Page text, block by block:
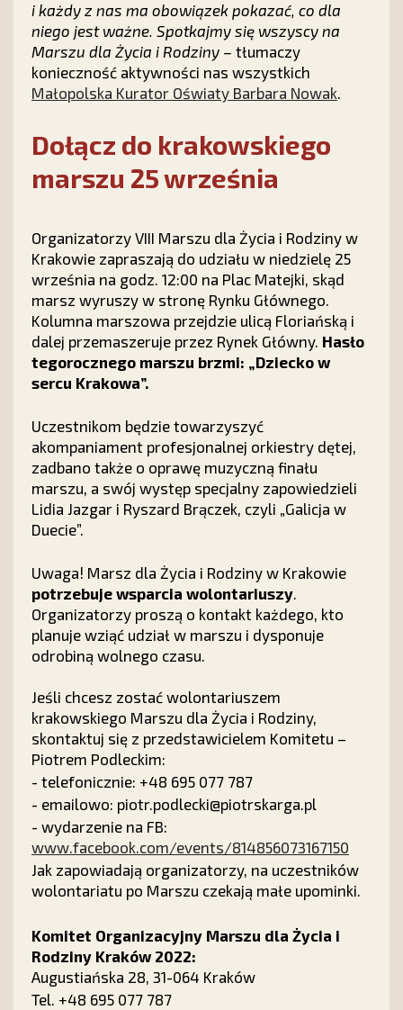
i każdy z nas ma obowiązek pokazać, co dla
niego jest ważne. Spotkajmy się wszyscy na
Marszu dla Życia i Rodziny – tłumaczy
konieczność aktywności nas wszystkich
Małopolska Kurator Oświaty Barbara Nowak.
Dołącz do krakowskiego
marszu 25 września
Organizatorzy VIII Marszu dla Życia i Rodziny w
Krakowie zapraszają do udziału w niedzielę 25
września na godz. 12:00 na Plac Matejki, skąd
marsz wyruszy w stronę Rynku Głównego.
Kolumna marszowa przejdzie ulicą Floriańską i
dalej przemaszeruje przez Rynek Główny. Hasło
tegorocznego marszu brzmi: „Dziecko w
sercu Krakowa”.
Uczestnikom będzie towarzyszyć
akompaniament profesjonalnej orkiestry dętej,
zadbano także o oprawę muzyczną finału
marszu, a swój występ specjalny zapowiedzieli
Lidia Jazgar i Ryszard Brączek, czyli „Galicja w
Duecie”.
Uwaga! Marsz dla Życia i Rodziny w Krakowie
potrzebuje wsparcia wolontariuszy.
Organizatorzy proszą o kontakt każdego, kto
planuje wziąć udział w marszu i dysponuje
odrobiną wolnego czasu.
Jeśli chcesz zostać wolontariuszem
krakowskiego Marszu dla Życia i Rodziny,
skontaktuj się z przedstawicielem Komitetu –
Piotrem Podleckim:
- telefonicznie: +48 695 077 787
- emailowo: piotr.podlecki@piotrskarga.pl
- wydarzenie na FB:
www.facebook.com/events/814856073167150
Jak zapowiadają organizatorzy, na uczestników
wolontariatu po Marszu czekają małe upominki.
Komitet Organizacyjny Marszu dla Życia i
Rodziny Kraków 2022:
Augustiańska 28, 31-064 Kraków
Tel. +48 695 077 787